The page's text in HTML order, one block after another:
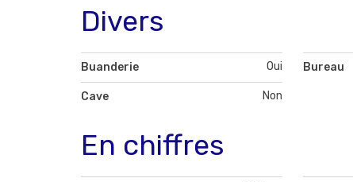
Divers
Buanderie Oui Bureau
Cave Non
En chiffres